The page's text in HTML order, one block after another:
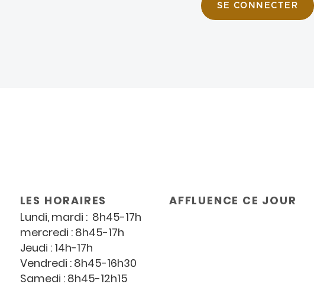
SE CONNECTER
LES HORAIRES
Lundi, mardi : 8h45-17h
mercredi : 8h45-17h
Jeudi : 14h-17h
Vendredi : 8h45-16h30
Samedi : 8h45-12h15
AFFLUENCE CE JOUR